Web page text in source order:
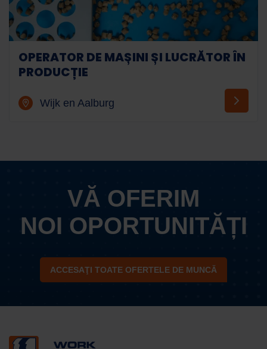
OPERATOR DE MAȘINI ȘI LUCRĂTOR ÎN
PRODUCȚIE
Wijk en Aalburg
VĂ OFERIM
NOI OPORTUNITĂȚI
ACCESAŢI TOATE OFERTELE DE MUNCĂ